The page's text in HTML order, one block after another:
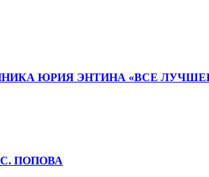
ЮРИЯ ЭНТИНА «ВСЕ
ПОПОВА